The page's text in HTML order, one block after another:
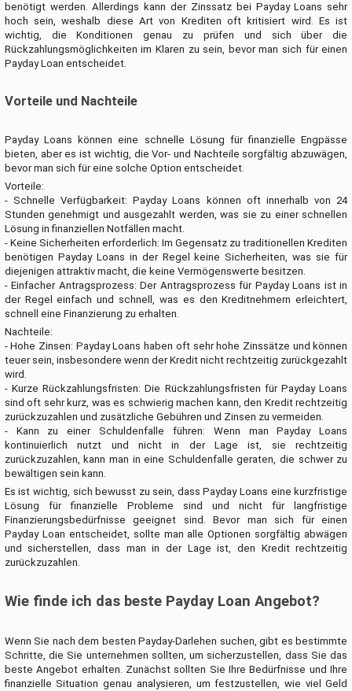
benötigt werden. Allerdings kann der Zinssatz bei Payday Loans sehr
hoch sein, weshalb diese Art von Krediten oft kritisiert wird. Es ist
wichtig, die Konditionen genau zu prüfen und sich über die
Rückzahlungsmöglichkeiten im Klaren zu sein, bevor man sich für einen
Payday Loan entscheidet.
Vorteile und Nachteile
Payday Loans können eine schnelle Lösung für finanzielle Engpässe
bieten, aber es ist wichtig, die Vor- und Nachteile sorgfältig abzuwägen,
bevor man sich für eine solche Option entscheidet.
Vorteile:
- Schnelle Verfügbarkeit: Payday Loans können oft innerhalb von 24
Stunden genehmigt und ausgezahlt werden, was sie zu einer schnellen
Lösung in finanziellen Notfällen macht.
- Keine Sicherheiten erforderlich: Im Gegensatz zu traditionellen Krediten
benötigen Payday Loans in der Regel keine Sicherheiten, was sie für
diejenigen attraktiv macht, die keine Vermögenswerte besitzen.
- Einfacher Antragsprozess: Der Antragsprozess für Payday Loans ist in
der Regel einfach und schnell, was es den Kreditnehmern erleichtert,
schnell eine Finanzierung zu erhalten.
Nachteile:
- Hohe Zinsen: Payday Loans haben oft sehr hohe Zinssätze und können
teuer sein, insbesondere wenn der Kredit nicht rechtzeitig zurückgezahlt
wird.
- Kurze Rückzahlungsfristen: Die Rückzahlungsfristen für Payday Loans
sind oft sehr kurz, was es schwierig machen kann, den Kredit rechtzeitig
zurückzuzahlen und zusätzliche Gebühren und Zinsen zu vermeiden.
- Kann zu einer Schuldenfalle führen: Wenn man Payday Loans
kontinuierlich nutzt und nicht in der Lage ist, sie rechtzeitig
zurückzuzahlen, kann man in eine Schuldenfalle geraten, die schwer zu
bewältigen sein kann.
Es ist wichtig, sich bewusst zu sein, dass Payday Loans eine kurzfristige
Lösung für finanzielle Probleme sind und nicht für langfristige
Finanzierungsbedürfnisse geeignet sind. Bevor man sich für einen
Payday Loan entscheidet, sollte man alle Optionen sorgfältig abwägen
und sicherstellen, dass man in der Lage ist, den Kredit rechtzeitig
zurückzuzahlen.
Wie finde ich das beste Payday Loan Angebot?
Wenn Sie nach dem besten Payday-Darlehen suchen, gibt es bestimmte
Schritte, die Sie unternehmen sollten, um sicherzustellen, dass Sie das
beste Angebot erhalten. Zunächst sollten Sie Ihre Bedürfnisse und Ihre
finanzielle Situation genau analysieren, um festzustellen, wie viel Geld